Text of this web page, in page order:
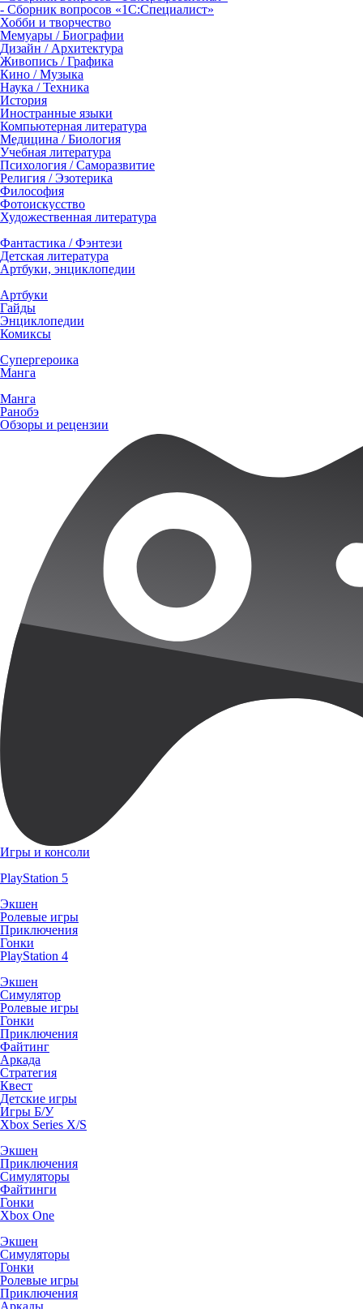
- Сборник вопросов «1С:Специалист»
Хобби и творчество
Мемуары / Биографии
Дизайн / Архитектура
Живопись / Графика
Кино / Музыка
Наука / Техника
История
Иностранные языки
Компьютерная литература
Медицина / Биология
Учебная литература
Психология / Саморазвитие
Религия / Эзотерика
Философия
Фотоискусство
Художественная литература
Фантастика / Фэнтези
Детская литература
Артбуки, энциклопедии
Артбуки
Гайды
Энциклопедии
Комиксы
Супергероика
Манга
Манга
Ранобэ
Обзоры и рецензии
Игры и консоли
PlayStation 5
Экшен
Ролевые игры
Приключения
Гонки
PlayStation 4
Экшен
Симулятор
Ролевые игры
Гонки
Приключения
Файтинг
Аркада
Стратегия
Квест
Детские игры
Игры Б/У
Xbox Series X/S
Экшен
Приключения
Симуляторы
Файтинги
Гонки
Xbox One
Экшен
Симуляторы
Гонки
Ролевые игры
Приключения
Аркады